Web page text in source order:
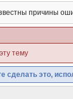
причины
тему
сделать это,